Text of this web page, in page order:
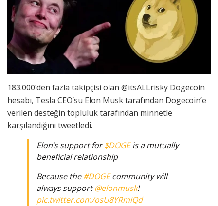
183.000’den fazla takipçisi olan @itsALLrisky Dogecoin
hesabı, Tesla CEO’su Elon Musk tarafından Dogecoin’e
verilen desteğin topluluk tarafından minnetle
karşılandığını tweetledi.
Elon’s support for$DOGEis a mutually
beneficial relationship
Because the#DOGEcommunity will
always support@elonmusk!
pic.twitter.com/osU8YRmiQd